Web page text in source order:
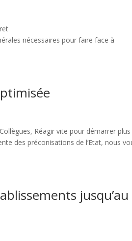
nécessaires pour faire face à
Réagir vite pour démarrer
des préconisations de l’Etat, nous
jusqu’au